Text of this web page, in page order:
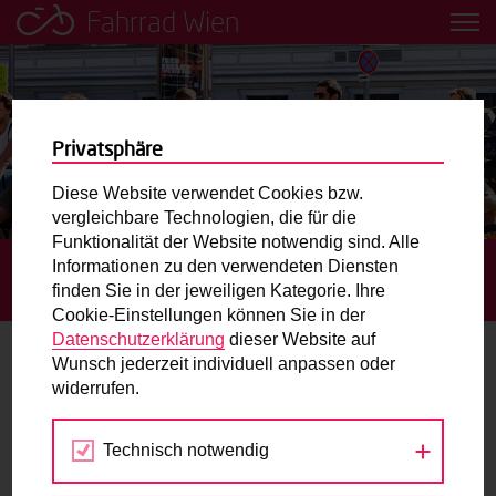
Fahrrad Wien
Leih dir einfach ein Transportfahrrad in deiner Nähe aus!
Mobilitätsbildung für Kinder und
Jugendliche
Radweg-Projektkarte
Routenplaner
Mit dem Fahrrad in Wien unterwegs? Hier finden Sie die
beste Route.
Wunschbox
Sie haben ein Anliegen zum Radverkehr? Schreiben Sie
STARTSEITE TERMINE
BIKE FESTIVAL: GRATIS
FAHRRAD-CHECKS
16.
APR
2023
Privatsphäre
Diese Website verwendet Cookies bzw.
vergleichbare Technologien, die für die
Funktionalität der Website notwendig sind. Alle
Informationen zu den verwendeten Diensten
finden Sie in der jeweiligen Kategorie. Ihre
Cookie-Einstellungen können Sie in der
Datenschutzerklärung dieser Website auf
Wunsch jederzeit individuell anpassen oder
widerrufen.
Technisch notwendig